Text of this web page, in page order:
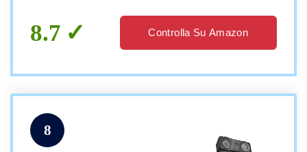
8.7 Controlla Su Amazon
8